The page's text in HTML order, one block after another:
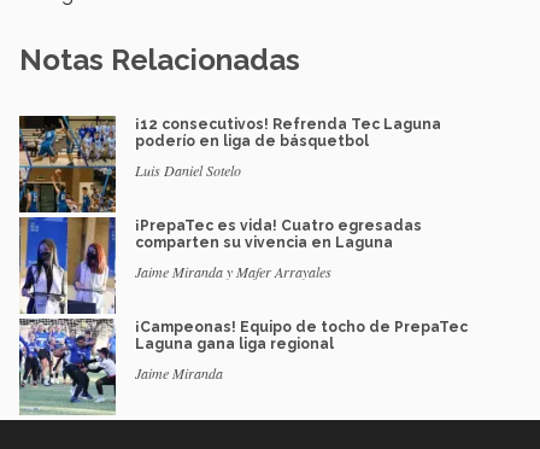
Notas Relacionadas
¡12 consecutivos! Refrenda Tec Laguna
poderío en liga de básquetbol
Luis Daniel Sotelo
¡PrepaTec es vida! Cuatro egresadas
comparten su vivencia en Laguna
Jaime Miranda y Mafer Arrayales
¡Campeonas! Equipo de tocho de PrepaTec
Laguna gana liga regional
Jaime Miranda